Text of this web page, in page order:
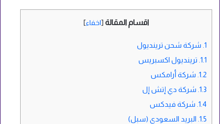
اقسام المقالة [اخفاء]
1. شركة شحن ترينديول
1.1. ترينديول اكسبريس
1.2. شركة أرامكس
1.3. شركة دي إتش إل
1.4. شركة فيدكس
1.5. البريد السعودي (سبل)